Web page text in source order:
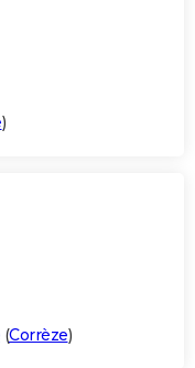
)
(Corrèze)